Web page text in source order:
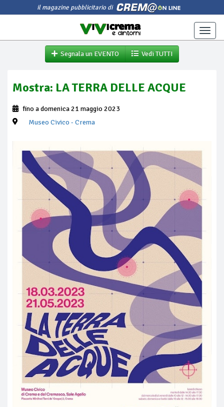
il magazine pubblicitario di
Toggle
Segnala un EVENTO
Vedi TUTTI
Mostra: LA TERRA DELLE ACQUE
fino a domenica 21 maggio 2023
Museo Civico - Crema